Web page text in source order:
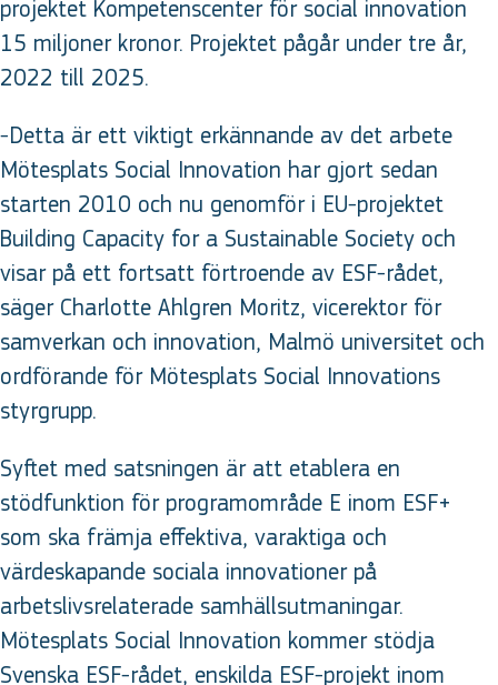
projektet Kompetenscenter för social innovation
15 miljoner kronor. Projektet pågår under tre år,
2022 till 2025.
-Detta är ett viktigt erkännande av det arbete
Mötesplats Social Innovation har gjort sedan
starten 2010 och nu genomför i EU-projektet
Building Capacity for a Sustainable Society och
visar på ett fortsatt förtroende av ESF-rådet,
säger Charlotte Ahlgren Moritz, vicerektor för
samverkan och innovation, Malmö universitet och
ordförande för Mötesplats Social Innovations
styrgrupp.
Syftet med satsningen är att etablera en
stödfunktion för programområde E inom ESF+
som ska främja effektiva, varaktiga och
värdeskapande sociala innovationer på
arbetslivsrelaterade samhällsutmaningar.
Mötesplats Social Innovation kommer stödja
Svenska ESF-rådet, enskilda ESF-projekt inom